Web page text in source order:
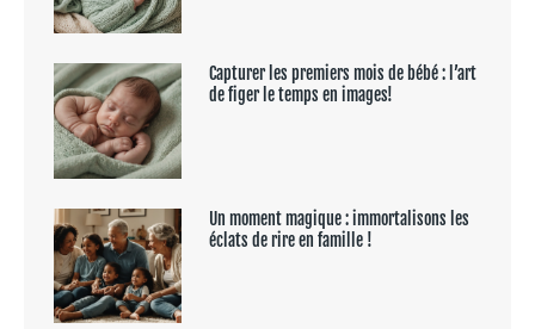
Capturer les premiers mois de bébé : l’art
de figer le temps en images!
Un moment magique : immortalisons les
éclats de rire en famille !